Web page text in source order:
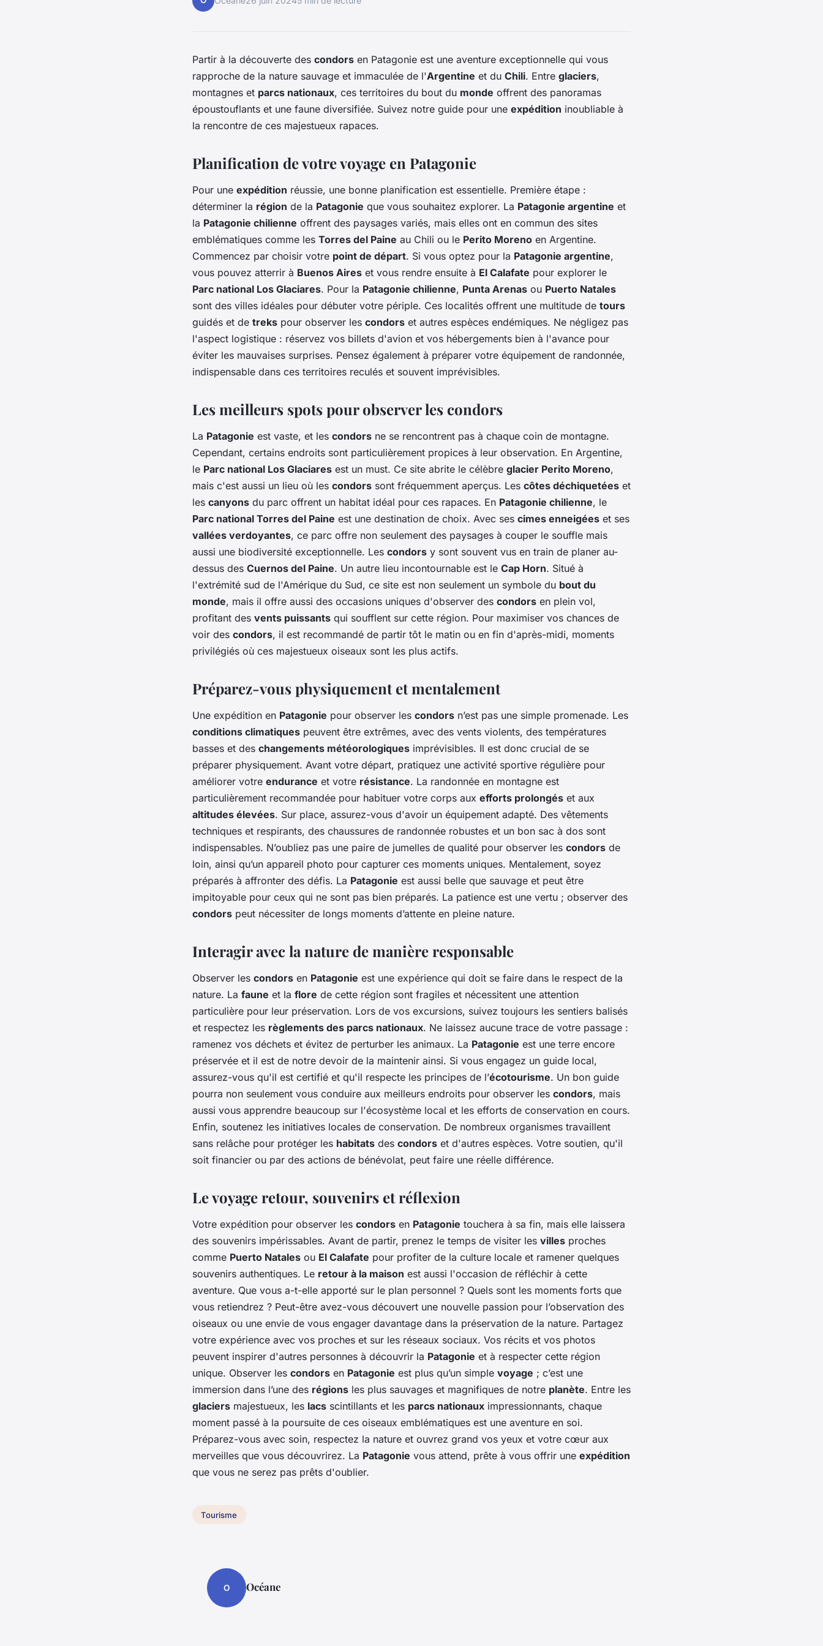
Partir à la découverte des condors en Patagonie est une aventure exceptionnelle qui vous
rapproche de la nature sauvage et immaculée de l'Argentine et du Chili. Entre glaciers,
montagnes et parcs nationaux, ces territoires du bout du monde offrent des panoramas
époustouflants et une faune diversifiée. Suivez notre guide pour une expédition inoubliable à
la rencontre de ces majestueux rapaces.
Planification de votre voyage en Patagonie
Pour une expédition réussie, une bonne planification est essentielle. Première étape :
déterminer la région de la Patagonie que vous souhaitez explorer. La Patagonie argentine et
la Patagonie chilienne offrent des paysages variés, mais elles ont en commun des sites
emblématiques comme les Torres del Paine au Chili ou le Perito Moreno en Argentine.
Commencez par choisir votre point de départ. Si vous optez pour la Patagonie argentine,
vous pouvez atterrir à Buenos Aires et vous rendre ensuite à El Calafate pour explorer le
Parc national Los Glaciares. Pour la Patagonie chilienne, Punta Arenas ou Puerto Natales
sont des villes idéales pour débuter votre périple. Ces localités offrent une multitude de tours
guidés et de treks pour observer les condors et autres espèces endémiques. Ne négligez pas
l'aspect logistique : réservez vos billets d'avion et vos hébergements bien à l'avance pour
éviter les mauvaises surprises. Pensez également à préparer votre équipement de randonnée,
indispensable dans ces territoires reculés et souvent imprévisibles.
Les meilleurs spots pour observer les condors
La Patagonie est vaste, et les condors ne se rencontrent pas à chaque coin de montagne.
Cependant, certains endroits sont particulièrement propices à leur observation. En Argentine,
le Parc national Los Glaciares est un must. Ce site abrite le célèbre glacier Perito Moreno,
mais c'est aussi un lieu où les condors sont fréquemment aperçus. Les côtes déchiquetées et
les canyons du parc offrent un habitat idéal pour ces rapaces. En Patagonie chilienne, le
Parc national Torres del Paine est une destination de choix. Avec ses cimes enneigées et ses
vallées verdoyantes, ce parc offre non seulement des paysages à couper le souffle mais
aussi une biodiversité exceptionnelle. Les condors y sont souvent vus en train de planer au-
dessus des Cuernos del Paine. Un autre lieu incontournable est le Cap Horn. Situé à
l'extrémité sud de l'Amérique du Sud, ce site est non seulement un symbole du bout du
monde, mais il offre aussi des occasions uniques d'observer des condors en plein vol,
profitant des vents puissants qui soufflent sur cette région. Pour maximiser vos chances de
voir des condors, il est recommandé de partir tôt le matin ou en fin d'après-midi, moments
privilégiés où ces majestueux oiseaux sont les plus actifs.
Préparez-vous physiquement et mentalement
Une expédition en Patagonie pour observer les condors n’est pas une simple promenade. Les
conditions climatiques peuvent être extrêmes, avec des vents violents, des températures
basses et des changements météorologiques imprévisibles. Il est donc crucial de se
préparer physiquement. Avant votre départ, pratiquez une activité sportive régulière pour
améliorer votre endurance et votre résistance. La randonnée en montagne est
particulièrement recommandée pour habituer votre corps aux efforts prolongés et aux
altitudes élevées. Sur place, assurez-vous d'avoir un équipement adapté. Des vêtements
techniques et respirants, des chaussures de randonnée robustes et un bon sac à dos sont
indispensables. N’oubliez pas une paire de jumelles de qualité pour observer les condors de
loin, ainsi qu’un appareil photo pour capturer ces moments uniques. Mentalement, soyez
préparés à affronter des défis. La Patagonie est aussi belle que sauvage et peut être
impitoyable pour ceux qui ne sont pas bien préparés. La patience est une vertu ; observer des
condors peut nécessiter de longs moments d’attente en pleine nature.
Interagir avec la nature de manière responsable
Observer les condors en Patagonie est une expérience qui doit se faire dans le respect de la
nature. La faune et la flore de cette région sont fragiles et nécessitent une attention
particulière pour leur préservation. Lors de vos excursions, suivez toujours les sentiers balisés
et respectez les règlements des parcs nationaux. Ne laissez aucune trace de votre passage :
ramenez vos déchets et évitez de perturber les animaux. La Patagonie est une terre encore
préservée et il est de notre devoir de la maintenir ainsi. Si vous engagez un guide local,
assurez-vous qu'il est certifié et qu'il respecte les principes de l’écotourisme. Un bon guide
pourra non seulement vous conduire aux meilleurs endroits pour observer les condors, mais
aussi vous apprendre beaucoup sur l'écosystème local et les efforts de conservation en cours.
Enfin, soutenez les initiatives locales de conservation. De nombreux organismes travaillent
sans relâche pour protéger les habitats des condors et d'autres espèces. Votre soutien, qu'il
soit financier ou par des actions de bénévolat, peut faire une réelle différence.
Le voyage retour, souvenirs et réflexion
Votre expédition pour observer les condors en Patagonie touchera à sa fin, mais elle laissera
des souvenirs impérissables. Avant de partir, prenez le temps de visiter les villes proches
comme Puerto Natales ou El Calafate pour profiter de la culture locale et ramener quelques
souvenirs authentiques. Le retour à la maison est aussi l'occasion de réfléchir à cette
aventure. Que vous a-t-elle apporté sur le plan personnel ? Quels sont les moments forts que
vous retiendrez ? Peut-être avez-vous découvert une nouvelle passion pour l’observation des
oiseaux ou une envie de vous engager davantage dans la préservation de la nature. Partagez
votre expérience avec vos proches et sur les réseaux sociaux. Vos récits et vos photos
peuvent inspirer d'autres personnes à découvrir la Patagonie et à respecter cette région
unique. Observer les condors en Patagonie est plus qu’un simple voyage ; c’est une
immersion dans l’une des régions les plus sauvages et magnifiques de notre planète. Entre les
glaciers majestueux, les lacs scintillants et les parcs nationaux impressionnants, chaque
moment passé à la poursuite de ces oiseaux emblématiques est une aventure en soi.
Préparez-vous avec soin, respectez la nature et ouvrez grand vos yeux et votre cœur aux
merveilles que vous découvrirez. La Patagonie vous attend, prête à vous offrir une expédition
que vous ne serez pas prêts d'oublier.
Tourisme
O Océane